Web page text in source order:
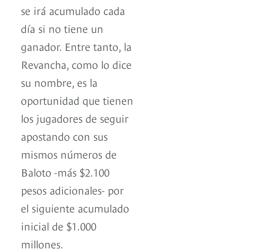
se irá acumulado cada
día si no tiene un
ganador. Entre tanto, la
Revancha, como lo dice
su nombre, es la
oportunidad que tienen
los jugadores de seguir
apostando con sus
mismos números de
Baloto -más $2.100
pesos adicionales- por
el siguiente acumulado
inicial de $1.000
millones.